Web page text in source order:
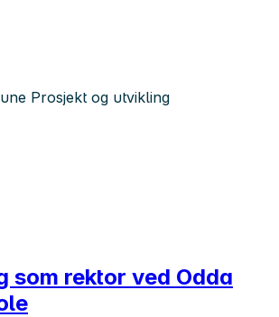
Prosjekt og utvikling
som rektor ved Odda